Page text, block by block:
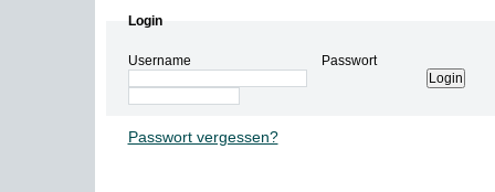
Login
Username Passwort
Passwort vergessen?